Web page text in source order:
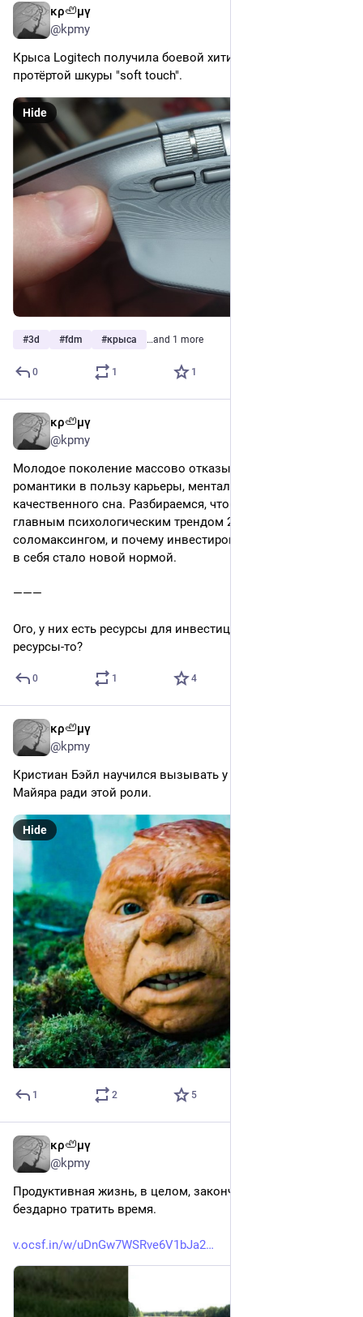
κρ🦥μγ
@kpmy
Крыса Logitech получила боевой хитин PLA вместо
протёртой шкуры "soft touch".
Hide
#3d #fdm #крыса …and 1 more
0 1 1
κρ🦥μγ
@kpmy
Молодое поколение массово отказывается от
романтики в пользу карьеры, ментального здоровья и
качественного сна. Разбираемся, что скрывается за
главным психологическим трендом 2026 года —
соломаксингом, и почему инвестировать ресурсы только
в себя стало новой нормой.
———
Ого, у них есть ресурсы для инвестиций в себя. А откуда
ресурсы-то?
0 1 4
κρ🦥μγ
@kpmy
Кристиан Бэйл научился вызывать у себя реакцию
Майяра ради этой роли.
Hide
1 2 5
κρ🦥μγ
@kpmy
Продуктивная жизнь, в целом, закончена, остаётся лишь
бездарно тратить время.
v.ocsf.in/w/uDnGw7WSRve6V1bJa2